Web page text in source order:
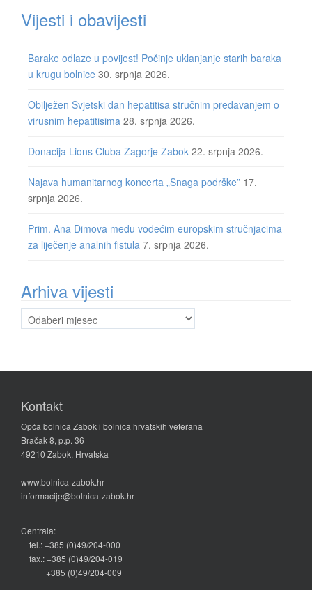
Vijesti i obavijesti
Barake odlaze u povijest! Počinje uklanjanje starih baraka
u krugu bolnice 30. srpnja 2026.
Obilježen Svjetski dan hepatitisa stručnim predavanjem o
virusnim hepatitisima 28. srpnja 2026.
Donacija Lions Cluba Zagorje Zabok 22. srpnja 2026.
Najava humanitarnog koncerta „Snaga podrške” 17.
srpnja 2026.
Prim. Ana Dimova među vodećim europskim stručnjacima
za liječenje analnih fistula 7. srpnja 2026.
Arhiva vijesti
Arhiva
vijesti
Kontakt
Opća bolnica Zabok i bolnica hrvatskih veterana
Bračak 8, p.p. 36
49210 Zabok, Hrvatska
www.bolnica-zabok.hr
informacije@bolnica-zabok.hr
Centrala:
tel.: +385 (0)49/204-000
fax.: +385 (0)49/204-019
+385 (0)49/204-009